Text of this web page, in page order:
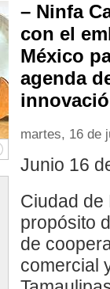
– Ninfa
con el
México
agenda
martes, 16 de
Junio 16
Ciudad de
propósito
de
comercial